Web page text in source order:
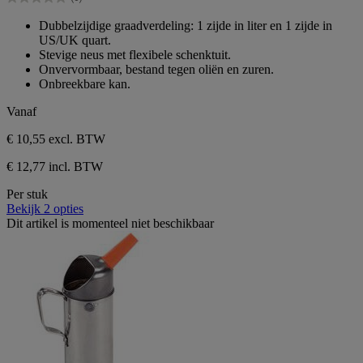
0.0
sterren.
Dubbelzijdige graadverdeling: 1 zijde in liter en 1 zijde in
US/UK quart.
Stevige neus met flexibele schenktuit.
Onvervormbaar, bestand tegen oliën en zuren.
Onbreekbare kan.
Vanaf
€ 10,55 excl. BTW
€ 12,77 incl. BTW
Per stuk
Bekijk 2 opties
Dit artikel is momenteel niet beschikbaar